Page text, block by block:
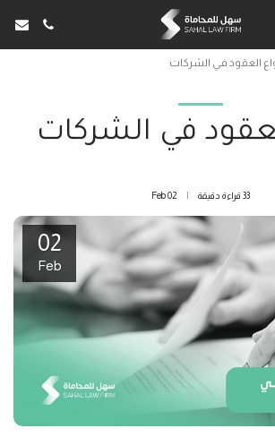
العقود في الشركات
في الشركات
33 قراءة دقيقة 02
Feb
02
Feb